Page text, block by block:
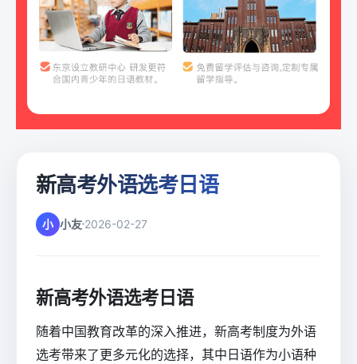
新高考外语选考日语
小 小友 2026-02-27
新高考外语选考日语
随着中国教育改革的深入推进，新高考制度为外语
选考带来了更多元化的选择，其中日语作为小语种